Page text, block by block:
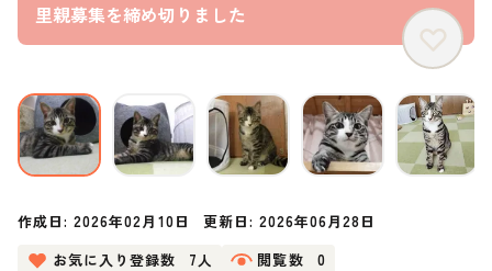
里親募集を締め切りました
作成日:2026年02月10日 更新日: 2026年06月28日
お気に入り登録数
7人 閲覧数 0